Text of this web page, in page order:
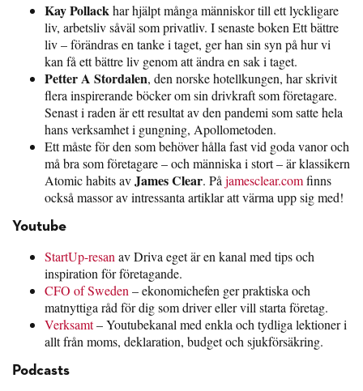
Kay Pollackhar hjälpt många människor till ett lyckligare
liv, arbetsliv såväl som privatliv. I senaste boken Ett bättre
liv – förändras en tanke i taget, ger han sin syn på hur vi
kan få ett bättre liv genom att ändra en sak i taget.
Petter A Stordalen, den norske hotellkungen, har skrivit
flera inspirerande böcker om sin drivkraft som företagare.
Senast i raden är ett resultat av den pandemi som satte hela
hans verksamhet i gungning, Apollometoden.
Ett måste för den som behöver hålla fast vid goda vanor och
må bra som företagare – och människa i stort – är klassikern
Atomic habits avJames Clear. Påjamesclear.comfinns
också massor av intressanta artiklar att värma upp sig med!
Youtube
StartUp-resanav Driva eget är en kanal med tips och
inspiration för företagande.
CFO of Sweden– ekonomichefen ger praktiska och
matnyttiga råd för dig som driver eller vill starta företag.
Verksamt– Youtubekanal med enkla och tydliga lektioner i
allt från moms, deklaration, budget och sjukförsäkring.
Podcasts